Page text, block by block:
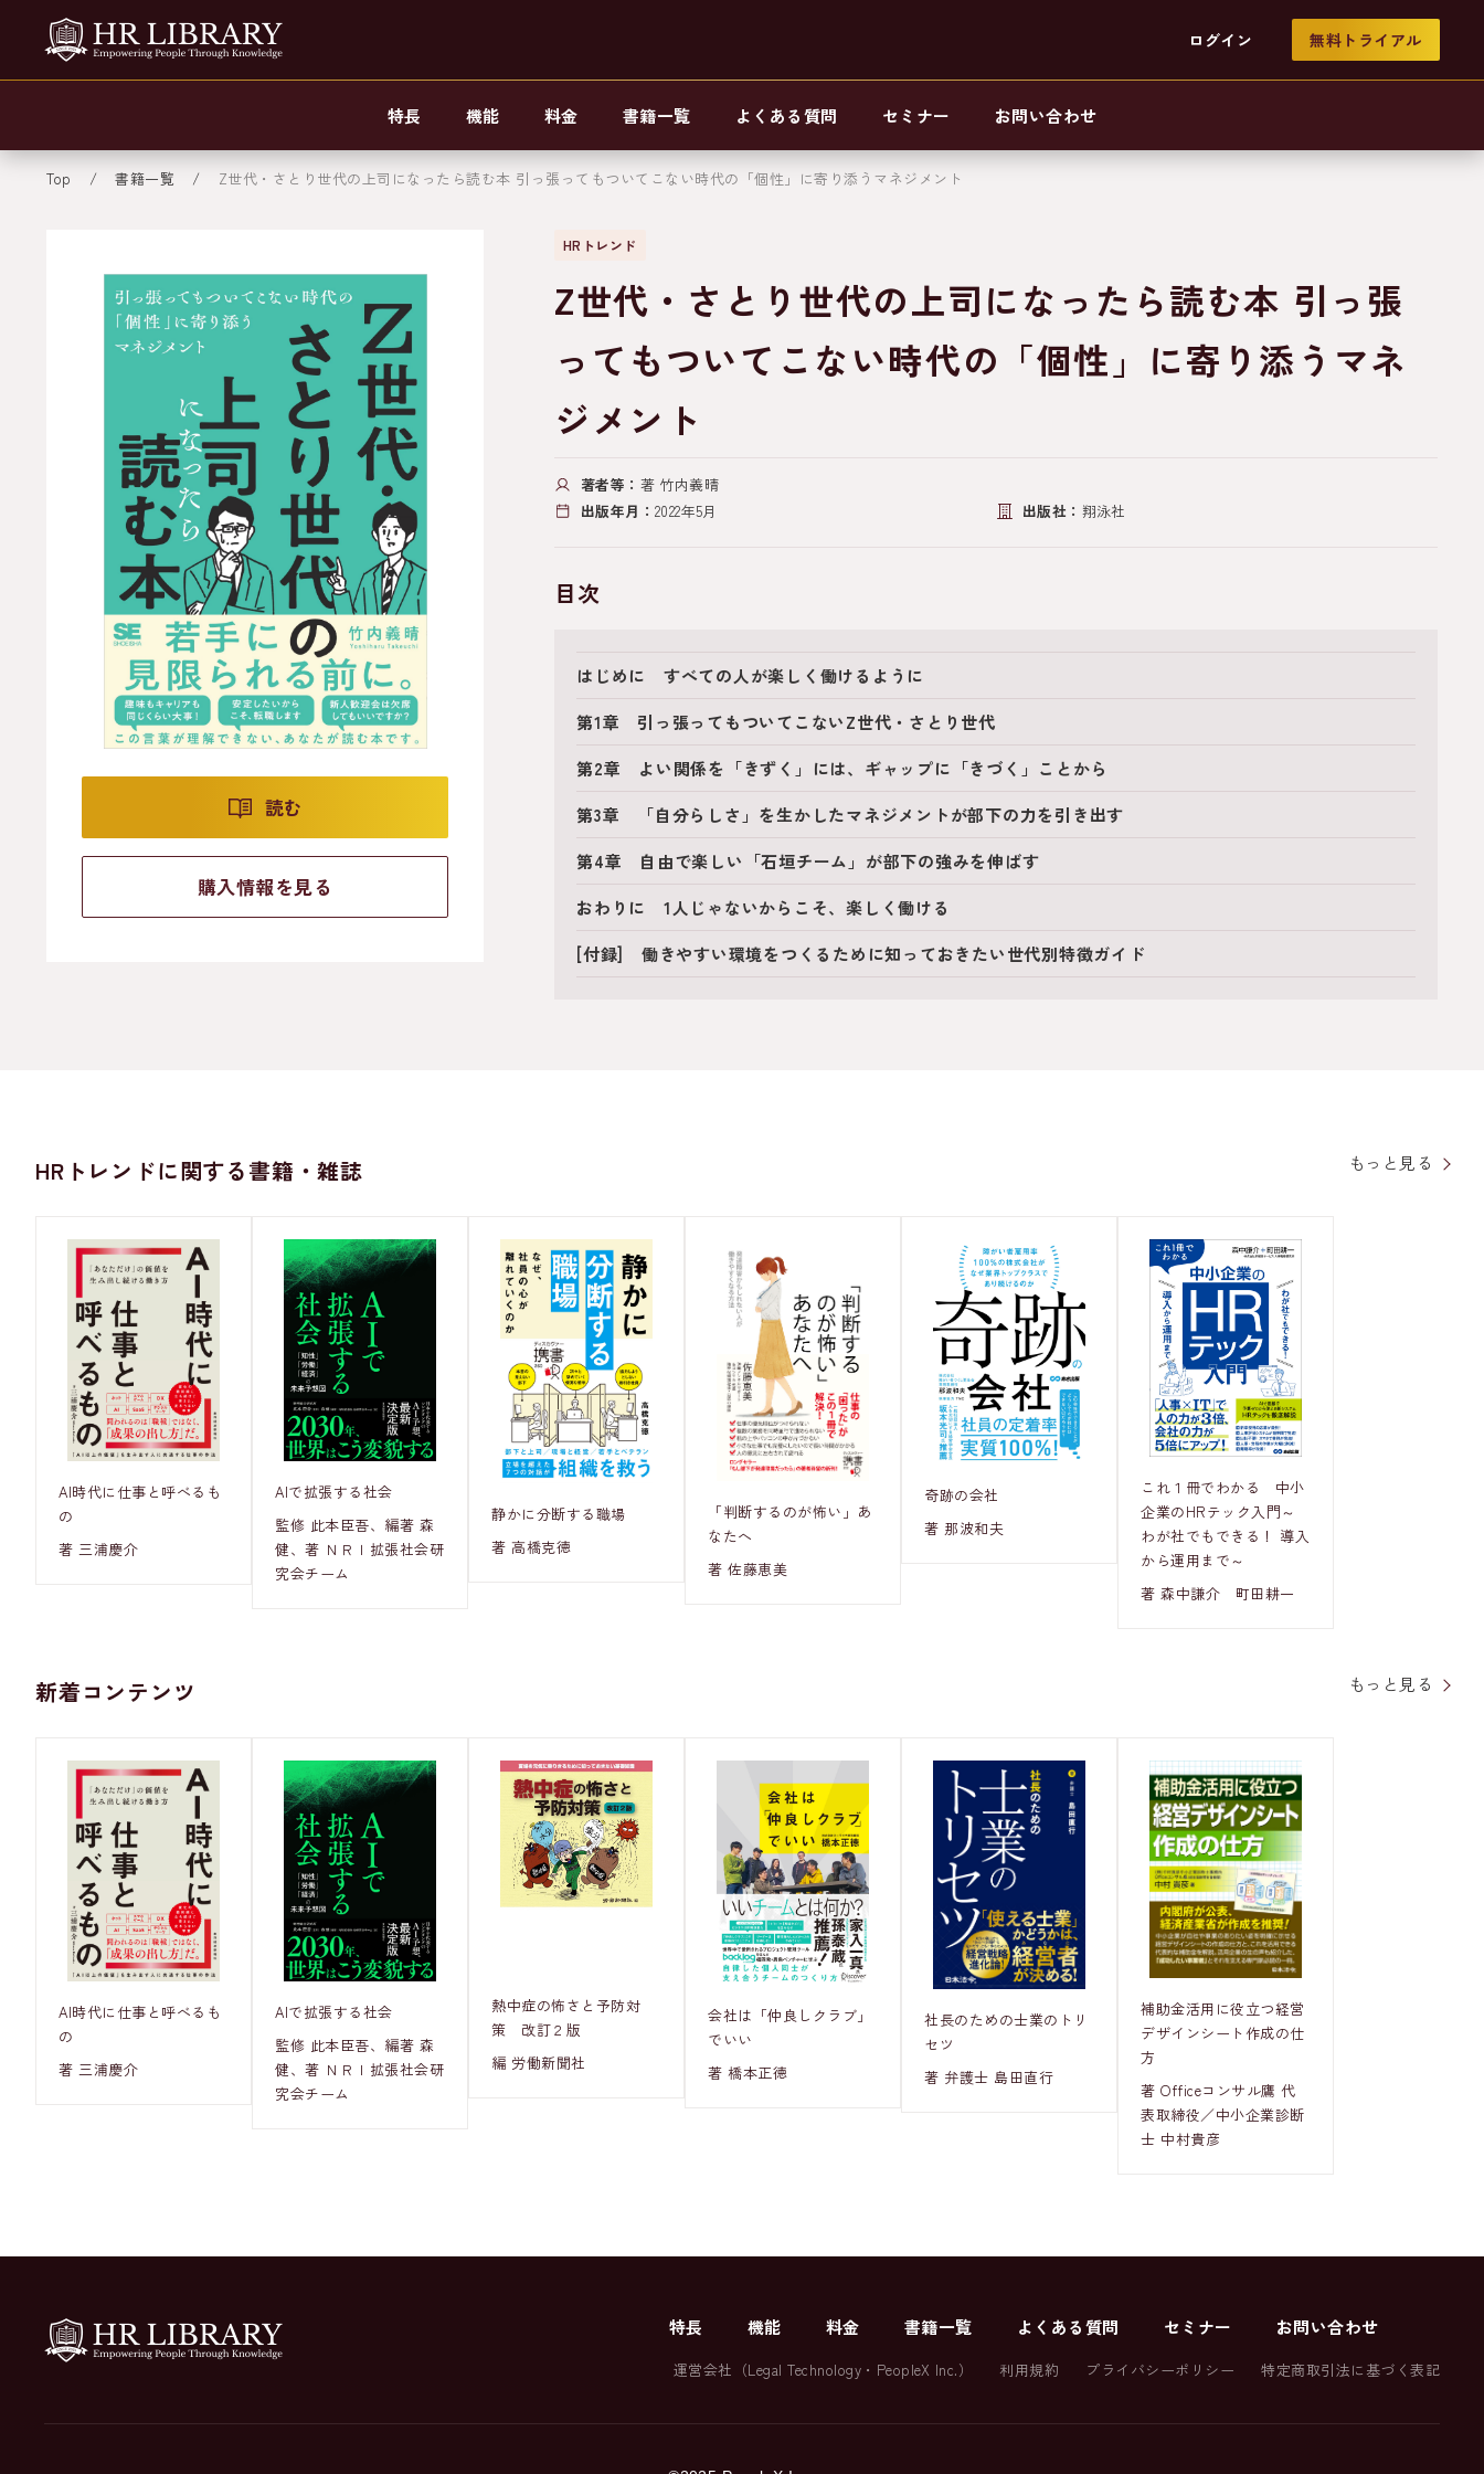
ログイン 無料トライアル
特長 機能 料金 書籍一覧 よくある質問 セミナー お問い合わせ
Top 書籍一覧 Z世代・さとり世代の上司になったら読む本 引っ張ってもついてこない時代の「個性」に寄り添うマネジメント
読む
購入情報を見る
HRトレンド
Z世代・さとり世代の上司になったら読む本 引っ張
ってもついてこない時代の「個性」に寄り添うマネ
ジメント
著者等： 著 竹内義晴
出版年月： 2022年5月 出版社： 翔泳社
目次
はじめに すべての人が楽しく働けるように
第1章 引っ張ってもついてこないZ世代・さとり世代
第2章 よい関係を「きずく」には、ギャップに「きづく」ことから
第3章 「自分らしさ」を生かしたマネジメントが部下の力を引き出す
第4章 自由で楽しい「石垣チーム」が部下の強みを伸ばす
おわりに 1人じゃないからこそ、楽しく働ける
[付録] 働きやすい環境をつくるために知っておきたい世代別特徴ガイド
HRトレンドに関する書籍・雑誌 もっと見る
AI時代に仕事と呼べるも
の
著 三浦慶介
AIで拡張する社会
監修 此本臣吾、編著 森
健、著 ＮＲＩ拡張社会研
究会チーム
静かに分断する職場
著 高橋克徳
「判断するのが怖い」あ
なたへ
著 佐藤恵美
奇跡の会社
著 那波和夫
これ１冊でわかる 中小
企業のHRテック入門～
わが社でもできる！ 導入
から運用まで～
著 森中謙介 町田耕一
新着コンテンツ もっと見る
AI時代に仕事と呼べるも
の
著 三浦慶介
AIで拡張する社会
監修 此本臣吾、編著 森
健、著 ＮＲＩ拡張社会研
究会チーム
熱中症の怖さと予防対
策 改訂２版
編 労働新聞社
会社は「仲良しクラブ」
でいい
著 橋本正徳
社長のための士業のトリ
セツ
著 弁護士 島田直行
補助金活用に役立つ経営
デザインシート作成の仕
方
著 Officeコンサル鷹 代
表取締役／中小企業診断
士 中村貴彦
特長 機能 料金 書籍一覧 よくある質問 セミナー お問い合わせ
運営会社（Legal Technology ・ PeopleX Inc.） 利用規約 プライバシーポリシー 特定商取引法に基づく表記